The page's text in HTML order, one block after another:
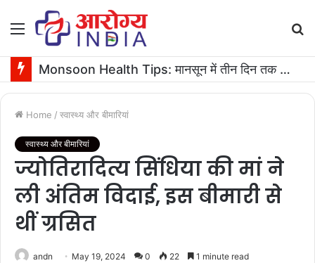
Menu
Monsoon Health Tips: मानसून में तीन दिन तक बुखार रहने पर कराएं ये जरूरी टेस्ट
Home / स्वास्थ्य और बीमारियां
स्वास्थ्य और बीमारियां
ज्योतिरादित्य सिंधिया की मां ने
ली अंतिम विदाई, इस बीमारी से
थीं ग्रसित
andn May 19, 2024 0 22 1 minute read